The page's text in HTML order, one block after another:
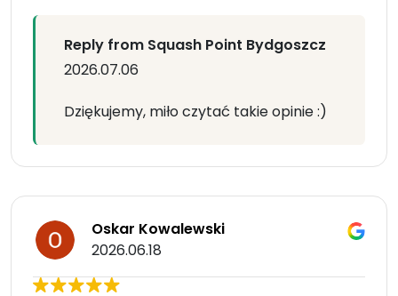
Reply from Squash Point Bydgoszcz
2026.07.06
Dziękujemy, miło czytać takie opinie :)
Oskar Kowalewski
2026.06.18